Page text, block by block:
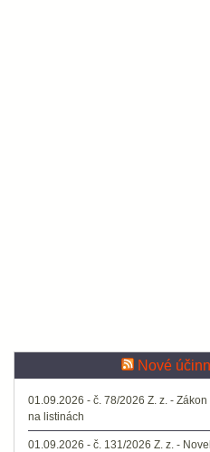
Nové
01.09.2026 - č. 78/2026 Z. z. -
na listinách
01.09.2026 - č. 131/2026 Z. z. -